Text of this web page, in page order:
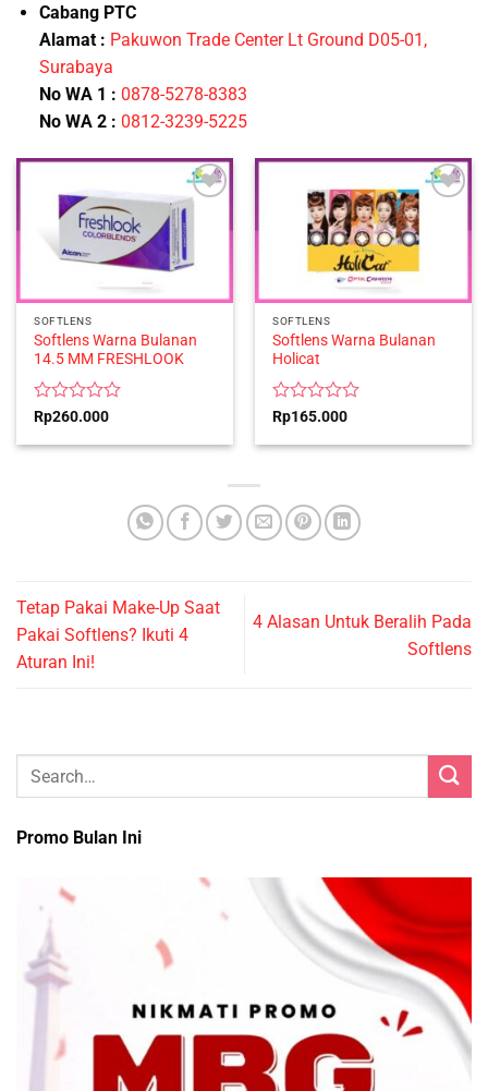
Cabang PTC
Alamat : Pakuwon Trade Center Lt Ground D05-01,
Surabaya
No WA 1 : 0878-5278-8383
No WA 2 : 0812-3239-5225
SOFTLENS
Softlens Warna Bulanan
14.5 MM FRESHLOOK
Rated
out
Rp260.000
SOFTLENS
Softlens Warna Bulanan
Holicat
Rated
out
Rp165.000
Tetap Pakai Make-Up Saat
Pakai Softlens? Ikuti 4
Aturan Ini!
4 Alasan Untuk Beralih Pada
Softlens
Promo Bulan Ini